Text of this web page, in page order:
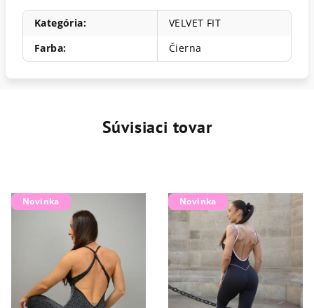
Kategória:
VELVET FIT
Farba: Čierna
Súvisiaci tovar
Novinka Novinka